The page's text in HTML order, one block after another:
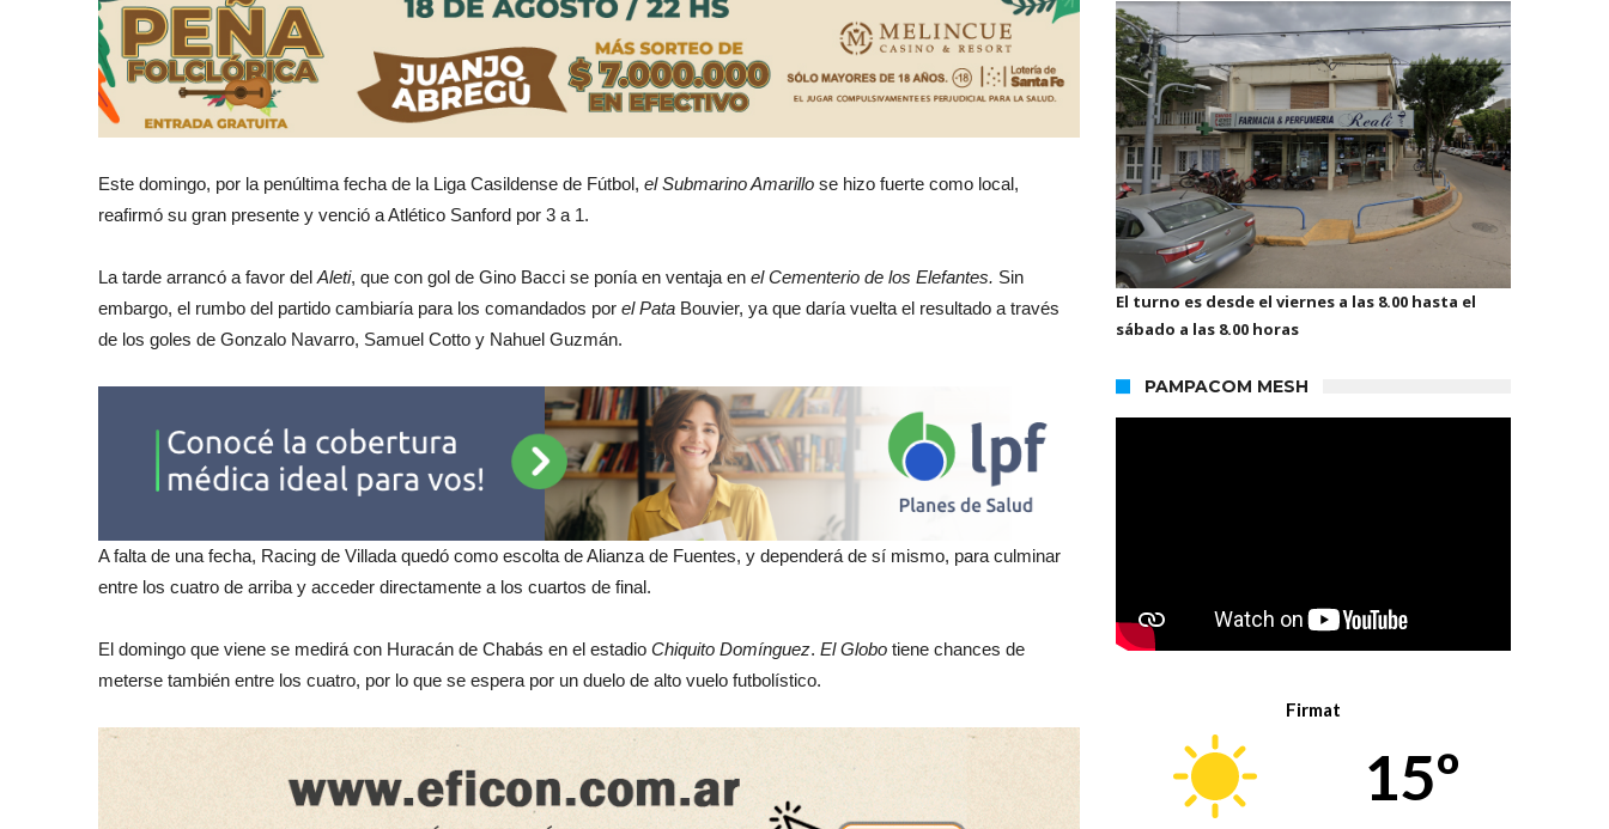
Este domingo, por la penúltima fecha de la Liga Casildense de Fútbol, el Submarino Amarillo se hizo fuerte como local,
reafirmó su gran presente y venció a Atlético Sanford por 3 a 1.
La tarde arrancó a favor del Aleti, que con gol de Gino Bacci se ponía en ventaja en el Cementerio de los Elefantes. Sin
embargo, el rumbo del partido cambiaría para los comandados por el Pata Bouvier, ya que daría vuelta el resultado a través
de los goles de Gonzalo Navarro, Samuel Cotto y Nahuel Guzmán.
A falta de una fecha, Racing de Villada quedó como escolta de Alianza de Fuentes, y dependerá de sí mismo, para culminar
entre los cuatro de arriba y acceder directamente a los cuartos de final.
El domingo que viene se medirá con Huracán de Chabás en el estadio Chiquito Domínguez. El Globo tiene chances de
meterse también entre los cuatro, por lo que se espera por un duelo de alto vuelo futbolístico.
El turno es desde el viernes a las 8.00 hasta el
sábado a las 8.00 horas
PAMPACOM MESH
Firmat
15º